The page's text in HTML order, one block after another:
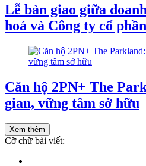
Lễ bàn giao giữa
hoá và Công ty cổ
Căn hộ 2PN+ The
gian, vững tâm sở hữu
Xem thêm
Cỡ chữ bài viết: